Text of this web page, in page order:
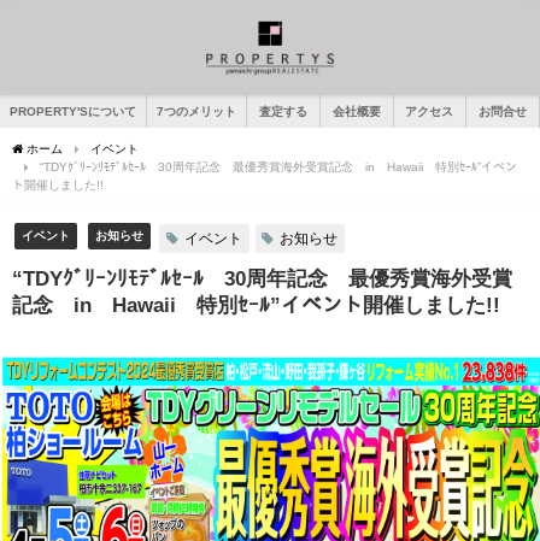
PROPERTY'Sについて 7つのメリット 査定する 会社概要 アクセス お問合せ
ホーム
イベント
“TDYｸﾞﾘｰﾝﾘﾓﾃﾞﾙｾｰﾙ 30周年記念 最優秀賞海外受賞記念 in Hawaii 特別ｾｰﾙ”イベン
ト開催しました!!
イベント お知らせ イベント お知らせ
“TDYｸﾞﾘｰﾝﾘﾓﾃﾞﾙｾｰﾙ 30周年記念 最優秀賞海外受賞
記念 in Hawaii 特別ｾｰﾙ”イベント開催しました!!